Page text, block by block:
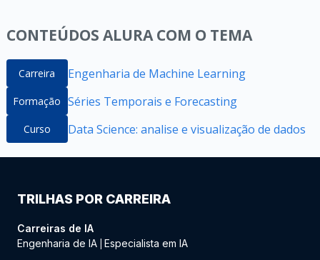
CONTEÚDOS ALURA COM O TEMA
Carreira Engenharia de Machine Learning
Formação Séries Temporais e Forecasting
Curso Data Science: analise e visualização de dados
TRILHAS POR CARREIRA
Carreiras de IA
Engenharia de IA Especialista em IA